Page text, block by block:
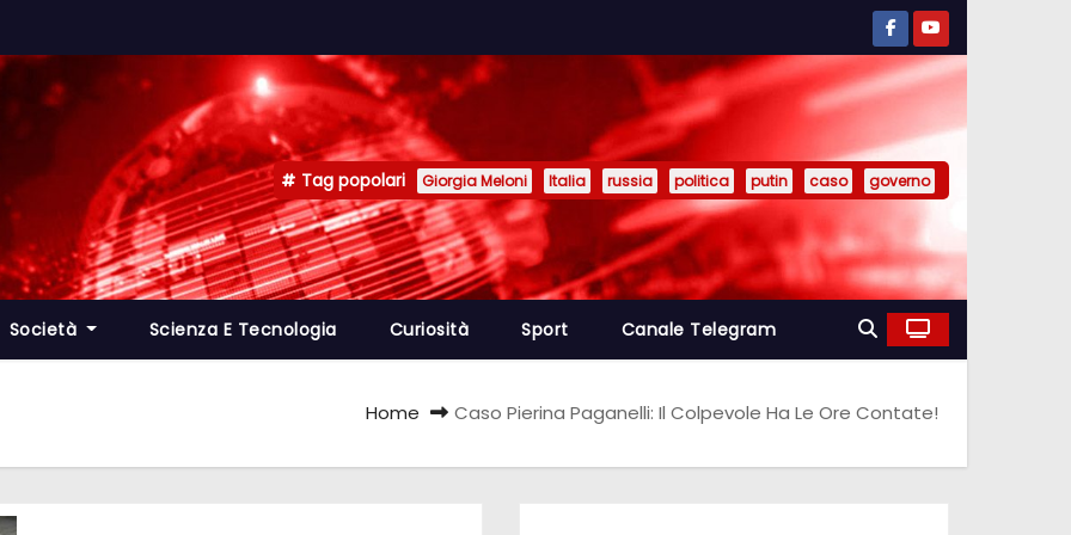
Tag popolari Giorgia Meloni Italia russia politica putin caso governo
Società Scienza E Tecnologia Curiosità Sport Canale Telegram
Home Caso Pierina Paganelli: Il Colpevole Ha Le Ore Contate!